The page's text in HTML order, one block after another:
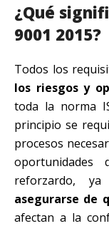
¿Qué
9001 2015?
Todos los
los riesgos y
toda la norma
principio se
procesos
reforzardo,
asegurarse de
afectan a la